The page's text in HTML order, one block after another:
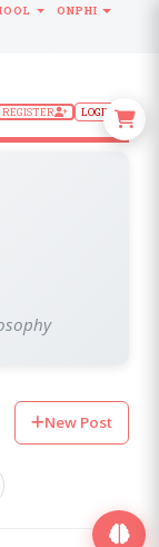
REGISTER LOGIN
New Post
ONPHI